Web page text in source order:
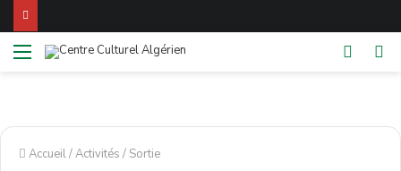
Menu
Switch
Accueil/Activités / Sortie